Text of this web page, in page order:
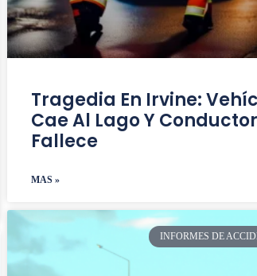
Tragedia En Irvine:
Cae Al Lago Y
Fallece
MAS »
INFORMES DE